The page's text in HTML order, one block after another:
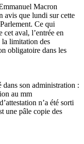
Macron
avis que lundi sur cette
Ce qui
cet aval, l’entrée en
la limitation des
obligatoire dans les
son administration :
au mm
n’a été sorti
une pâle copie des